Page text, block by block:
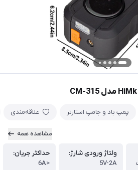
پمپ باد و جامپ استارتر علاقه‌مندی
مشاهده همه
ولتاژ ورودی شارژ:
5V-2A
حداکثر جریان:
<6A